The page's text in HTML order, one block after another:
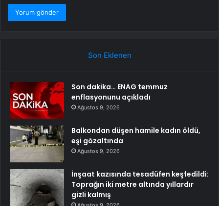
Son Eklenen
Son dakika… ENAG temmuz
enflasyonunu açıkladı
Ağustos 9, 2026
Balkondan düşen hamile kadın öldü,
eşi gözaltında
Ağustos 9, 2026
İnşaat kazısında tesadüfen keşfedildi:
Toprağın iki metre altında yıllardır
gizli kalmış